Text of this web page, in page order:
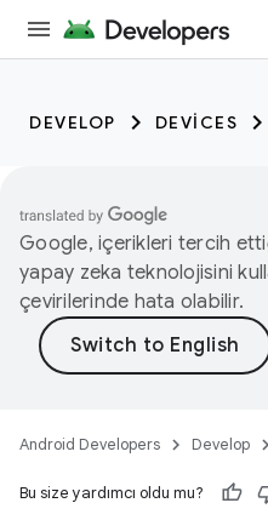
DEVELOP DEVICES
Google, içerikleri tercih
yapay zeka teknolojisini
çevirilerinde hata olabilir.
Android Developers Develop
Bu size yardımcı oldu mu?